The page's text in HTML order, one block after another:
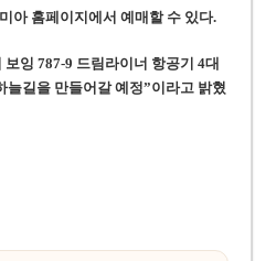
아 홈페이지에서 예매할 수 있다.
잉 787-9 드림라이너 항공기 4대
늘길을 만들어갈 예정”이라고 밝혔